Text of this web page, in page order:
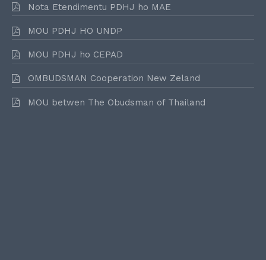
Nota Etendimentu PDHJ ho MAE
MOU PDHJ HO UNDP
MOU PDHJ ho CEPAD
OMBUDSMAN Cooperation New Zeland
MOU betwen The Obudsman of Thailand